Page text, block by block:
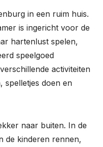
in een ruim huis.
is ingericht voor de
hartenlust spelen,
speelgoed
activiteiten
spelletjes doen en
naar buiten. In de
de kinderen rennen,